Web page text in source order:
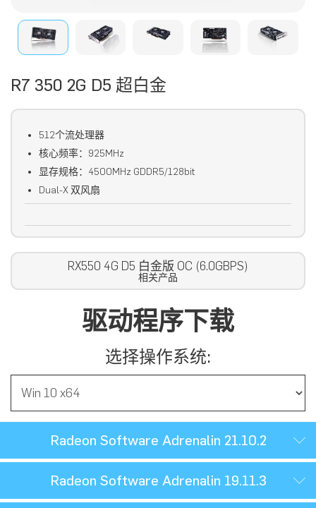
R7 350 2G D5 超白金
512个流处理器
核心频率：925MHz
显存规格：4500MHz GDDR5/128bit
Dual-X 双风扇
RX550 4G D5 白金版 OC (6.0GBPS)
相关产品
驱动程序下载
选择操作系统:
Radeon Software Adrenalin 21.10.2
Radeon Software Adrenalin 19.11.3